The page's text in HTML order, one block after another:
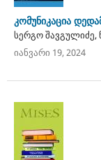
კომუნიკაცია
სერგო შავგულიძე,
იანვარი 19, 2024